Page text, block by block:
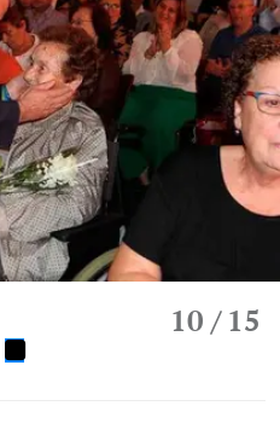
10 / 15